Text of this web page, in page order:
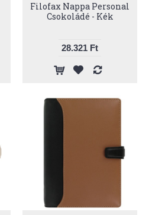
Filofax Nappa Personal
Csokoládé - Kék
28.321 Ft